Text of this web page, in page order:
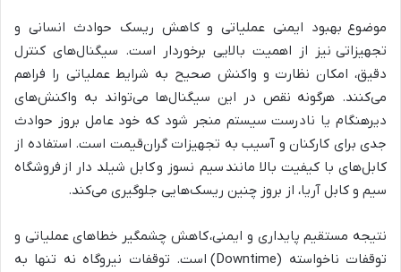
موضوع بهبود ایمنی عملیاتی و کاهش ریسک حوادث انسانی و
تجهیزاتی نیز از اهمیت بالایی برخوردار است. سیگنال‌های کنترل
دقیق، امکان نظارت و واکنش صحیح به شرایط عملیاتی را فراهم
می‌کنند. هرگونه نقص در این سیگنال‌ها می‌تواند به واکنش‌های
دیرهنگام یا نادرست سیستم منجر شود که خود عامل بروز حوادث
جدی برای کارکنان و آسیب به تجهیزات گران‌قیمت است. استفاده از
کابل‌های با کیفیت بالا مانند سیم نسوز و کابل شیلد دار از فروشگاه
سیم و کابل آریا، از بروز چنین ریسک‌هایی جلوگیری می‌کند.
نتیجه مستقیم پایداری و ایمنی، کاهش چشمگیر خطاهای عملیاتی و
توقفات ناخواسته (Downtime) است. توقفات نیروگاه نه تنها به